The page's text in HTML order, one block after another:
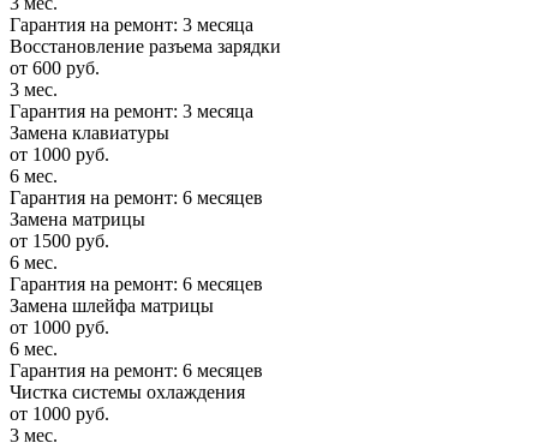
Гарантия на ремонт: 3 месяца
Восстановление разъема зарядки
от 600 руб.
3 мес.
Гарантия на ремонт: 3 месяца
Замена клавиатуры
от 1000 руб.
6 мес.
Гарантия на ремонт: 6 месяцев
Замена матрицы
от 1500 руб.
6 мес.
Гарантия на ремонт: 6 месяцев
Замена шлейфа матрицы
от 1000 руб.
6 мес.
Гарантия на ремонт: 6 месяцев
Чистка системы охлаждения
от 1000 руб.
3 мес.